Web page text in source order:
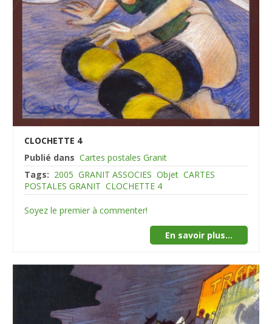
CLOCHETTE 4
Publié dans Cartes postales Granit
Tags: 2005 GRANIT ASSOCIES Objet CARTES
POSTALES GRANIT CLOCHETTE 4
Soyez le premier à commenter!
En savoir plus...